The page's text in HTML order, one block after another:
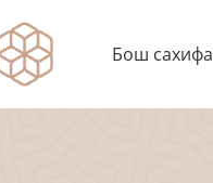
Бош сахифа